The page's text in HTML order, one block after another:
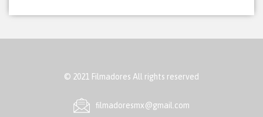
© 2021 Filmadores All rights reserved
ﬁlmadoresmx@gmail.com